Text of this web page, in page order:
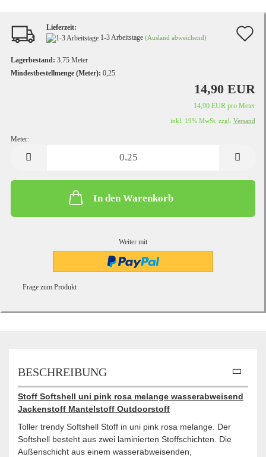
Lieferzeit:
1-3 Arbeitstage (Ausland abweichend)
Lagerbestand: 3.75 Meter
Mindestbestellmenge (Meter): 0,25
14,90 EUR
14,90 EUR pro Meter
inkl. 19% MwSt. zzgl. Versand
Meter:
In den Warenkorb
Weiter mit
Frage zum Produkt
BESCHREIBUNG
Stoff Softshell uni pink rosa melange wasserabweisend
Jackenstoff Mantelstoff Outdoorstoff
Toller trendy Softshell Stoff in uni pink rosa melange. Der
Softshell besteht aus zwei laminierten Stoffschichten. Die
Außenschicht aus einem wasserabweisenden,